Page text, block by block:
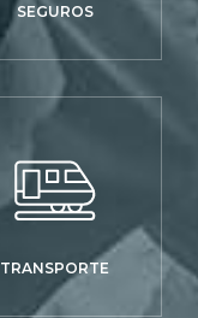
SEGUROS
TRANSPORTE